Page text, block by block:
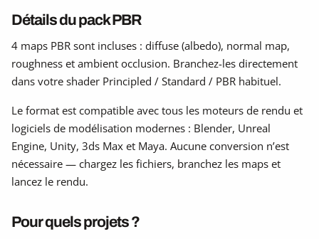
Détails du pack PBR
4 maps PBR sont incluses : diffuse (albedo), normal map,
roughness et ambient occlusion. Branchez-les directement
dans votre shader Principled / Standard / PBR habituel.
Le format est compatible avec tous les moteurs de rendu et
logiciels de modélisation modernes : Blender, Unreal
Engine, Unity, 3ds Max et Maya. Aucune conversion n’est
nécessaire — chargez les fichiers, branchez les maps et
lancez le rendu.
Pour quels projets ?